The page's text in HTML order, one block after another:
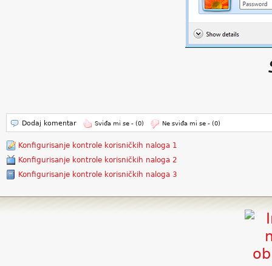
Dodaj komentar Sviđa mi se - (0) Ne sviđa mi se - (0)
Konfigurisanje kontrole korisničkih naloga 1
Konfigurisanje kontrole korisničkih naloga 2
Konfigurisanje kontrole korisničkih naloga 3